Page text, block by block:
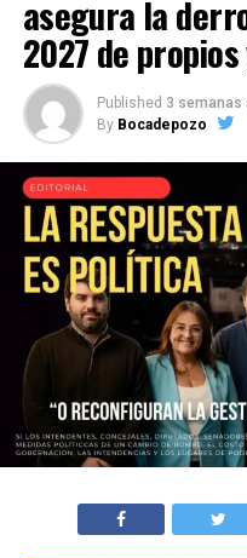
asegura la
2027 de
Published 3 semanas
By Bocadepozo